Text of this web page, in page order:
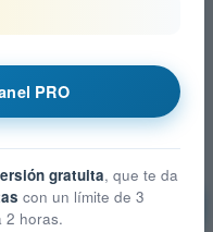
Aeronave - Célula,
PRO
gratuita, que te da
con un límite de 3
2 horas.